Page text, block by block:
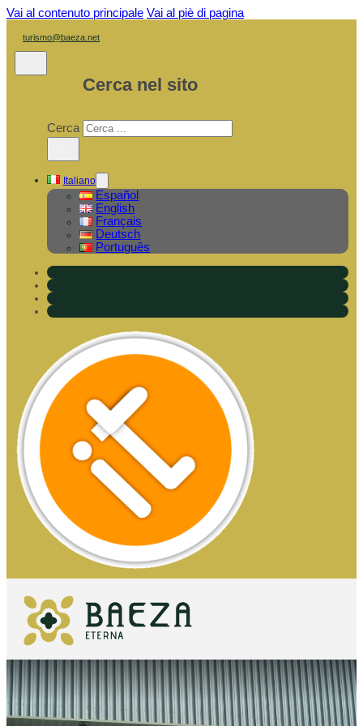
Vai al contenuto principale Vai al piè di pagina
turismo@baeza.net
Cerca nel sito
Cerca
Italiano
Español
English
Français
Deutsch
Português
COSA
VEDERE
DA